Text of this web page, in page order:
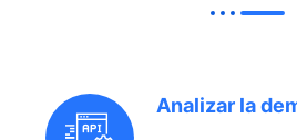
Analizar la